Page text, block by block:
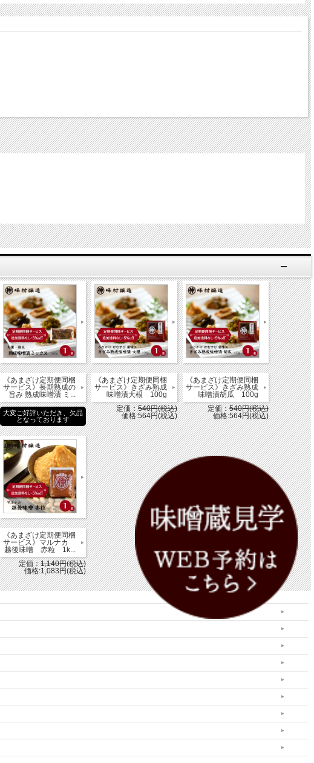
《あまざけ定期便同梱
サービス》長期熟成の
旨み 熟成味噌漬 ミ...
大変ご好評いただき、欠品
となっております
《あまざけ定期便同梱
サービス》きざみ熟成
味噌漬大根 100g
定価：540円(税込)
価格:564円(税込)
《あまざけ定期便同梱
サービス》きざみ熟成
味噌漬胡瓜 100g
定価：540円(税込)
価格:564円(税込)
《あまざけ定期便同梱
サービス》マルナカ
越後味噌 赤粒 1k...
定価：1,140円(税込)
価格:1,083円(税込)